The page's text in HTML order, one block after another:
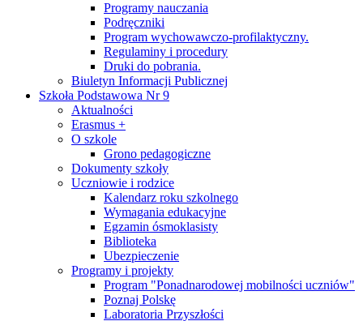
Programy nauczania
Podręczniki
Program wychowawczo-profilaktyczny.
Regulaminy i procedury
Druki do pobrania.
Biuletyn Informacji Publicznej
Szkoła Podstawowa Nr 9
Aktualności
Erasmus +
O szkole
Grono pedagogiczne
Dokumenty szkoły
Uczniowie i rodzice
Kalendarz roku szkolnego
Wymagania edukacyjne
Egzamin ósmoklasisty
Biblioteka
Ubezpieczenie
Programy i projekty
Program "Ponadnarodowej mobilności uczniów"
Poznaj Polskę
Laboratoria Przyszłości